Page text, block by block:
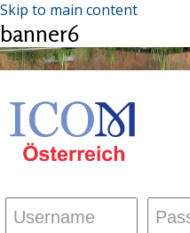
Skip to main content
banner6